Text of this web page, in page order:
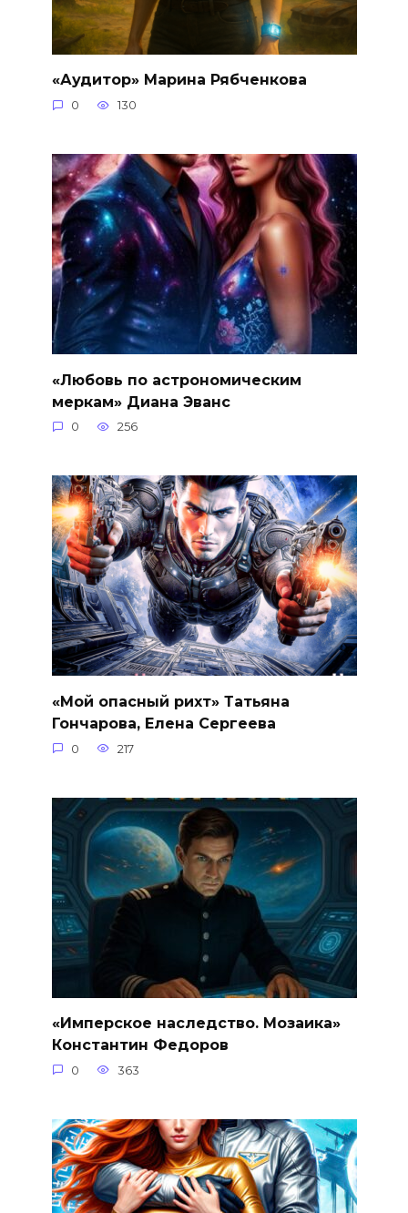
«Аудитор» Марина Рябченкова
0 130
«Любовь по астрономическим
меркам» Диана Эванс
0 256
«Мой опасный рихт» Татьяна
Гончарова, Елена Сергеева
0 217
«Имперское наследство. Мозаика»
Константин Федоров
0 363